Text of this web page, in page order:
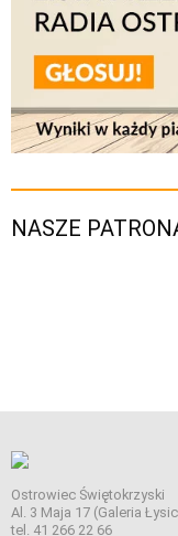
NASZE
Ostrowiec Świętokrzyski
Al. 3 Maja 17 (Galeria
tel. 41 266 22 66